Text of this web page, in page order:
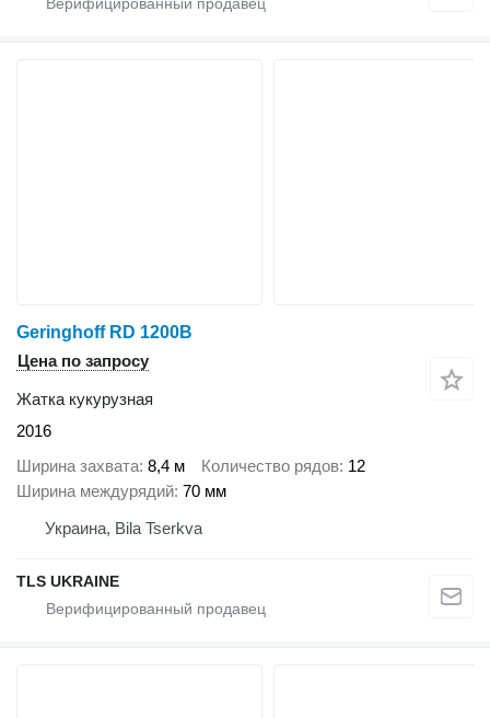
Geringhoff RD 1200B
Цена по запросу
Жатка кукурузная
2016
Ширина захвата 8,4 м Количество рядов 12
Ширина междурядий 70 мм
Украина, Bila Tserkva
TLS UKRAINE